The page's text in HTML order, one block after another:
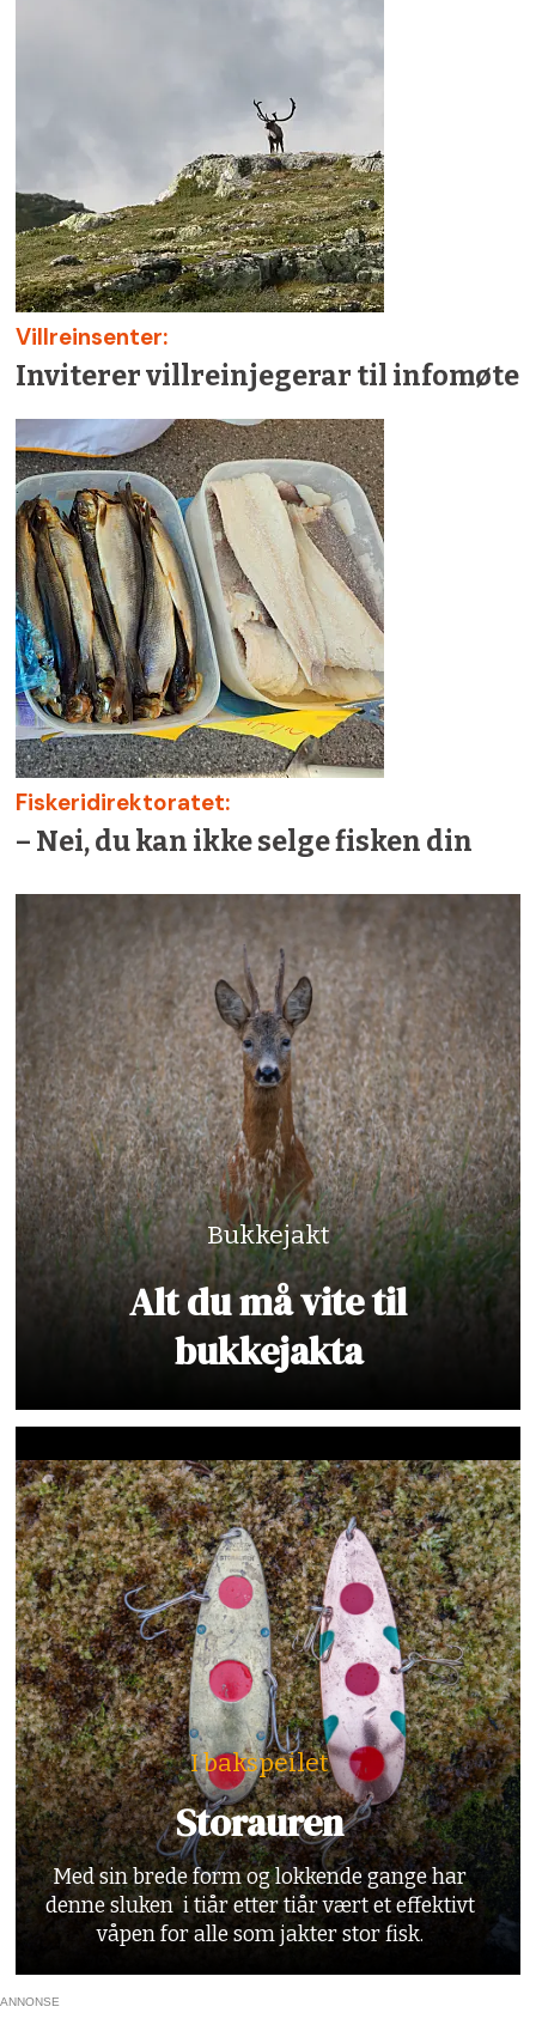
Villreinsenter:
Inviterer villreinjegerar til infomøte
Fiskeridirektoratet:
– Nei, du kan ikke selge fisken din
Bukkejakt
Alt du må vite til
bukkejakta
I bakspeilet
Storauren
Med sin brede form og lokkende gange har
denne sluken i tiår etter tiår vært et effektivt
våpen for alle som jakter stor fisk.
ANNONSE